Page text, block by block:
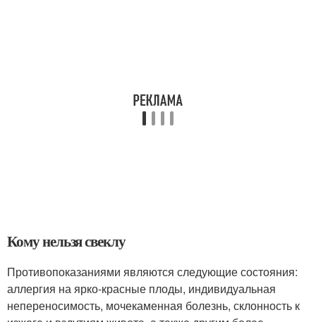
Кому нельзя свеклу
Противопоказаниями являются следующие состояния:
аллергия на ярко-красные плоды, индивидуальная
непереносимость, мочекаменная болезнь, склонность к